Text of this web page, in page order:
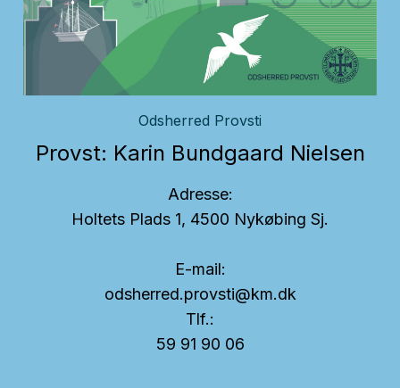
Odsherred Provsti
Provst: Karin Bundgaard Nielsen
Adresse:
Holtets Plads 1, 4500 Nykøbing Sj.
E-mail:
odsherred.provsti@km.dk
Tlf.:
59 91 90 06